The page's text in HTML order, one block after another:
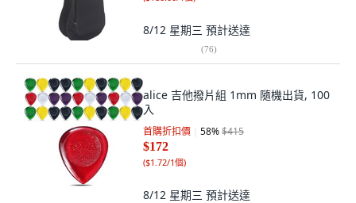
8/12 星期三 預計送達
(76)
alice 吉他撥片組 1mm 隨機出貨, 100
入
首購折扣價 58%$415
$172
($1.72/1個)
8/12 星期三 預計送達